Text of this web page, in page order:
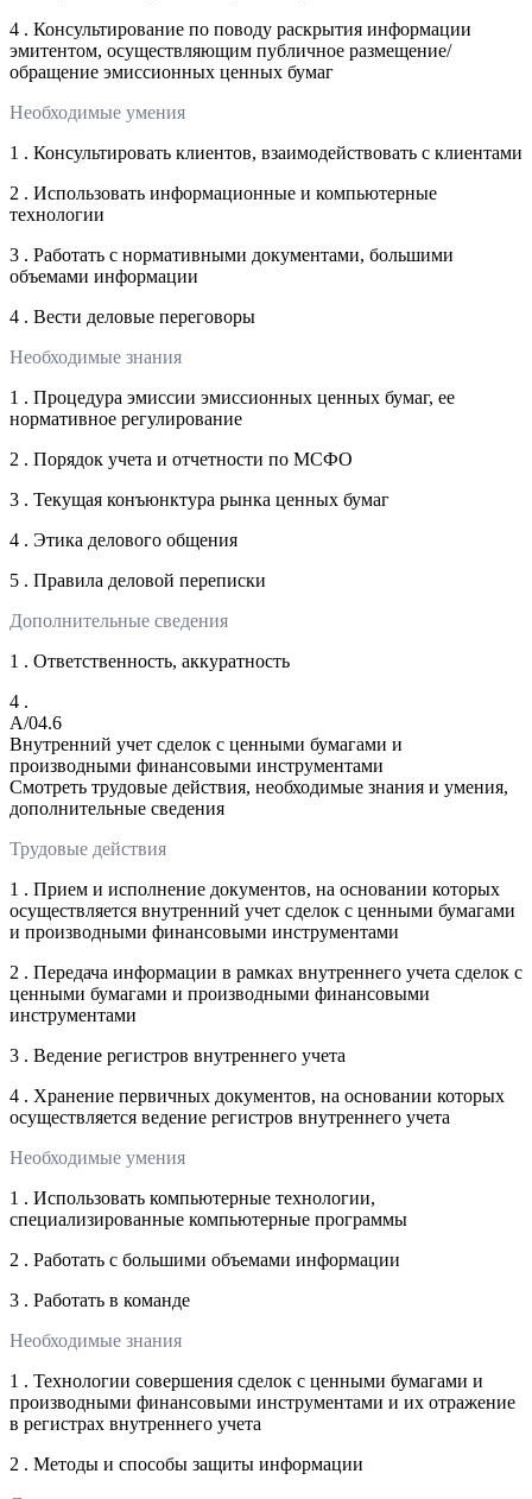
4 . Консультирование по поводу раскрытия информации
эмитентом, осуществляющим публичное размещение/
обращение эмиссионных ценных бумаг
Необходимые умения
1 . Консультировать клиентов, взаимодействовать с клиентами
2 . Использовать информационные и компьютерные
технологии
3 . Работать с нормативными документами, большими
объемами информации
4 . Вести деловые переговоры
Необходимые знания
1 . Процедура эмиссии эмиссионных ценных бумаг, ее
нормативное регулирование
2 . Порядок учета и отчетности по МСФО
3 . Текущая конъюнктура рынка ценных бумаг
4 . Этика делового общения
5 . Правила деловой переписки
Дополнительные сведения
1 . Ответственность, аккуратность
4 .
A/04.6
Внутренний учет сделок с ценными бумагами и
производными финансовыми инструментами
Смотреть трудовые действия, необходимые знания и умения,
дополнительные сведения
Трудовые действия
1 . Прием и исполнение документов, на основании которых
осуществляется внутренний учет сделок с ценными бумагами
и производными финансовыми инструментами
2 . Передача информации в рамках внутреннего учета сделок с
ценными бумагами и производными финансовыми
инструментами
3 . Ведение регистров внутреннего учета
4 . Хранение первичных документов, на основании которых
осуществляется ведение регистров внутреннего учета
Необходимые умения
1 . Использовать компьютерные технологии,
специализированные компьютерные программы
2 . Работать с большими объемами информации
3 . Работать в команде
Необходимые знания
1 . Технологии совершения сделок с ценными бумагами и
производными финансовыми инструментами и их отражение
в регистрах внутреннего учета
2 . Методы и способы защиты информации